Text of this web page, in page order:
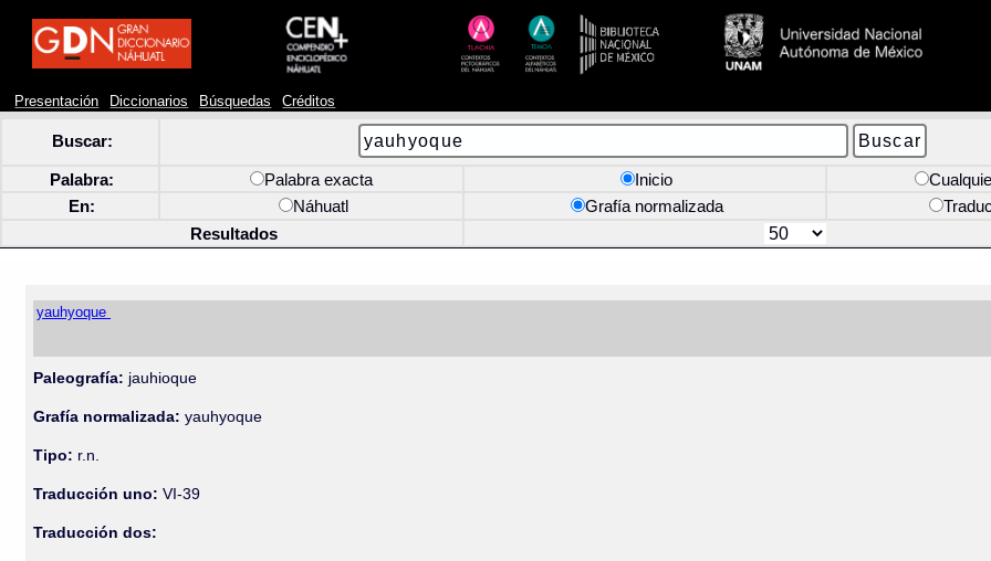
Presentación Diccionarios Búsquedas Créditos
Buscar:
Palabra: Palabra exacta Inicio
En:
Náhuatl Grafía normalizada
Resultados
yauhyoque
Paleografía: jauhioque
Grafía normalizada: yauhyoque
Tipo: r.n.
Traducción uno: VI-39
Traducción dos: